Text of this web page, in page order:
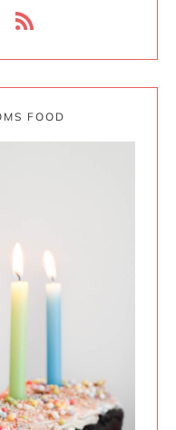
FOOD